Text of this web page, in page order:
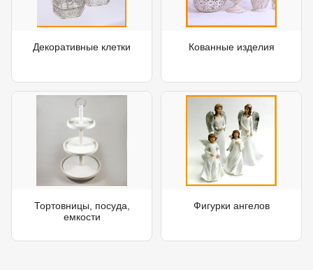
Декоративные клетки Кованные изделия
Тортовницы, посуда,
емкости
Фигурки ангелов